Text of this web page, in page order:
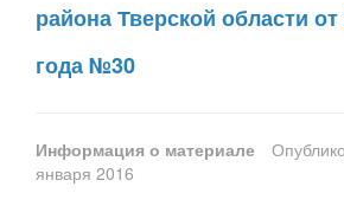
района Тверской области от
года №30
Информация о материале
января 2016